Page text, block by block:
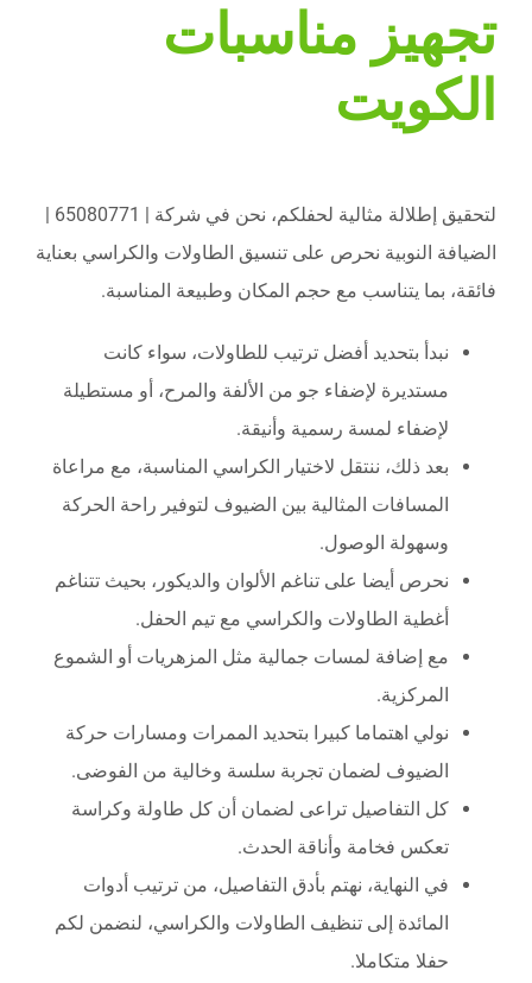
تجهيز مناسبات
الكويت
لتحقيق إطلالة مثالية لحفلكم، نحن في شركة | 65080771 |
الضيافة النوبية نحرص على تنسيق الطاولات والكراسي بعناية
فائقة، بما يتناسب مع حجم المكان وطبيعة المناسبة.
نبدأ بتحديد أفضل ترتيب للطاولات، سواء كانت
مستديرة لإضفاء جو من الألفة والمرح، أو مستطيلة
لإضفاء لمسة رسمية وأنيقة.
بعد ذلك، ننتقل لاختيار الكراسي المناسبة، مع مراعاة
المسافات المثالية بين الضيوف لتوفير راحة الحركة
وسهولة الوصول.
نحرص أيضا على تناغم الألوان والديكور، بحيث تتناغم
أغطية الطاولات والكراسي مع تيم الحفل.
مع إضافة لمسات جمالية مثل المزهريات أو الشموع
المركزية.
نولي اهتماما كبيرا بتحديد الممرات ومسارات حركة
الضيوف لضمان تجربة سلسة وخالية من الفوضى.
كل التفاصيل تراعى لضمان أن كل طاولة وكراسة
تعكس فخامة وأناقة الحدث.
في النهاية، نهتم بأدق التفاصيل، من ترتيب أدوات
المائدة إلى تنظيف الطاولات والكراسي، لنضمن لكم
حفلا متكاملا.